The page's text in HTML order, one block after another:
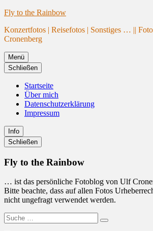
Website
geladen
Zum
springen
Fly to the Rainbow
Konzertfotos | Reisefotos | Sonstiges … ||
Cronenberg
Menü
Schließen
Startseite
Über mich
Datenschutzerklärung
Impressum
Info
Primäre
Seitenleiste
Schließen
Fly to the Rainbow
… ist das persönliche Fotoblog von Ulf
Bitte beachte, dass auf allen Fotos
nicht ungefragt verwendet werden.
Suche
nach:
Suchen